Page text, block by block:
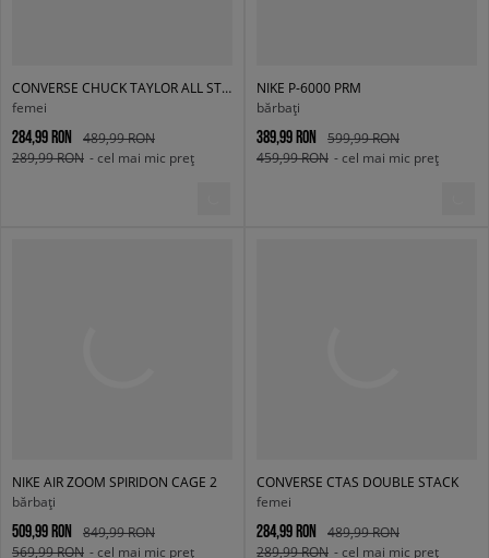
CONVERSE CHUCK TAYLOR ALL STAR LIFT DOUBLE STACK
femei
284,99 RON
489,99 RON
289,99 RON - cel mai mic preț
NIKE P-6000 PRM
bărbați
389,99 RON
599,99 RON
459,99 RON - cel mai mic preț
NIKE AIR ZOOM SPIRIDON CAGE 2
bărbați
509,99 RON
849,99 RON
569,99 RON - cel mai mic preț
CONVERSE CTAS DOUBLE STACK
femei
284,99 RON
489,99 RON
289,99 RON - cel mai mic preț